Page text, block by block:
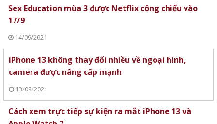
Sex Education mùa 3 được Netflix công chiếu vào
17/9
14/09/2021
iPhone 13 không thay đổi nhiều về ngoại hình,
camera được nâng cấp mạnh
13/09/2021
Cách xem trực tiếp sự kiện ra mắt iPhone 13 và